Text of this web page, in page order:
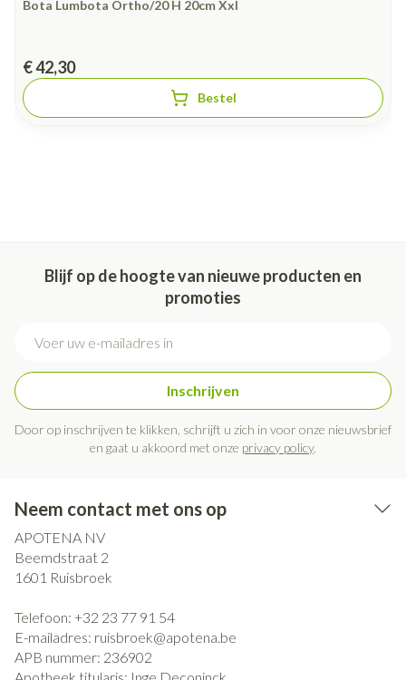
Bota Lumbota Ortho/20 H 20cm Xxl
€ 42,30
Bestel
Blijf op de hoogte van nieuwe producten en
promoties
Inschrijven
Door op inschrijven te klikken, schrijft u zich in voor onze nieuwsbrief
en gaat u akkoord met onze privacy policy.
Neem contact met ons op
APOTENA NV
Beemdstraat 2
1601 Ruisbroek
Telefoon: +32 23 77 91 54
E-mailadres: ruisbroek@apotena.be
APB nummer: 236902